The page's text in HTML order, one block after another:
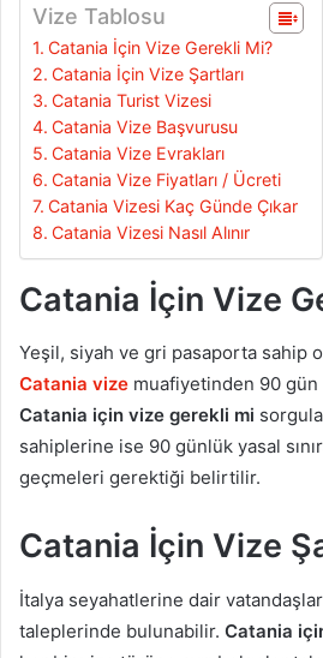
Vize Tablosu
Catania İçin Vize Gerekli Mi?
Catania İçin Vize Şartları
Catania Turist Vizesi
Catania Vize Başvurusu
Catania Vize Evrakları
Catania Vize Fiyatları / Ücreti
Catania Vizesi Kaç Günde Çıkar
Catania Vizesi Nasıl Alınır
Catania İçin Vize
Yeşil, siyah ve gri pasaporta sahip
Catania vize muafiyetinden 90
Catania için vize gerekli mi
sahiplerine ise 90 günlük yasal
geçmeleri gerektiği belirtilir.
Catania İçin Vize
İtalya seyahatlerine dair
taleplerinde bulunabilir. Catania